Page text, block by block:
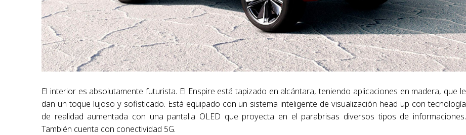
El interior es absolutamente futurista. El Enspire está tapizado en alcántara, teniendo aplicaciones en madera, que le
dan un toque lujoso y sofisticado. Está equipado con un sistema inteligente de visualización head up con tecnología
de realidad aumentada con una pantalla OLED que proyecta en el parabrisas diversos tipos de informaciones.
También cuenta con conectividad 5G.